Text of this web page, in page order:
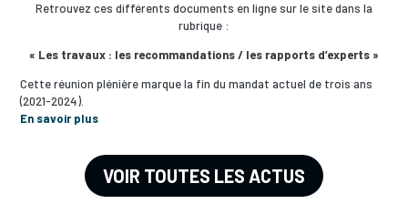
Retrouvez ces différents documents en ligne sur le site dans la
rubrique :
« Les travaux : les recommandations / les rapports d’experts »
Cette réunion plénière marque la fin du mandat actuel de trois ans
(2021-2024).
En savoir plus
VOIR TOUTES LES ACTUS